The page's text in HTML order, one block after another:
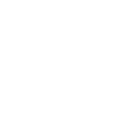
เที่ยววัดสวย ชมเมือง และเรียนรู้
ฯ ทั้งวัดสวย วัดเก่าแก่ และวัดสำคัญ
เวลาเปิด–ปิด และข้อมูลการเดินทาง